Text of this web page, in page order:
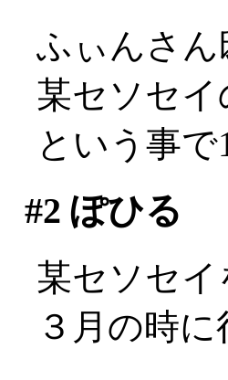
ふぃんさ
某セソセ
という事
#2 ぽひる
某セソセ
３月の時